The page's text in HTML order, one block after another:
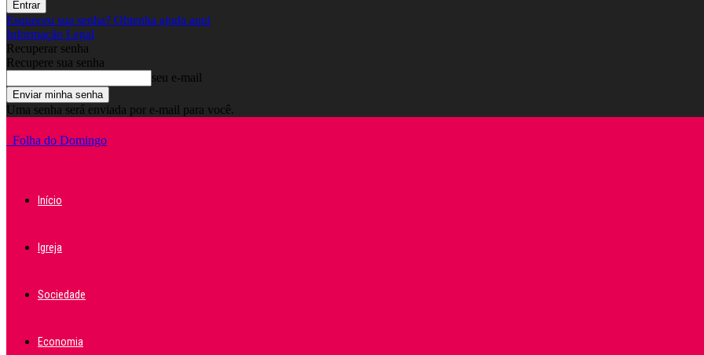
Esqueceu sua senha? Obtenha ajuda aqui
Informação Legal
Recuperar senha
Recupere sua senha
seu e-mail
Uma senha será enviada por e-mail para você.
Folha do Domingo
Início
Igreja
Sociedade
Economia